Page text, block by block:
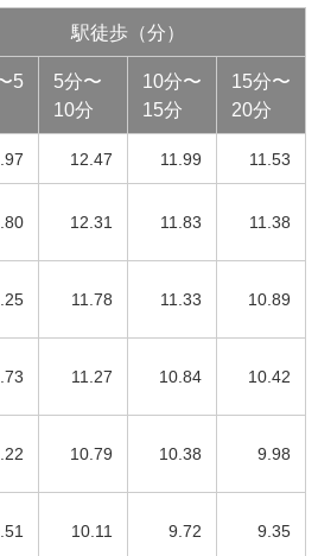
駅徒歩（分）
5
5分〜
10分
10分〜
15分
15分〜
20分
12.47 11.99 11.53
12.31 11.83 11.38
11.78 11.33 10.89
11.27 10.84 10.42
10.79 10.38 9.98
10.11 9.72 9.35